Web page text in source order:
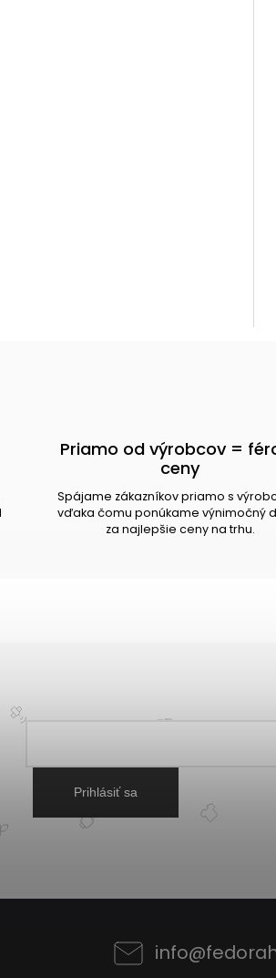
Priamo od výrobcov =
ceny
Spájame zákazníkov priamo s
vďaka čomu ponúkame výnimočný
za najlepšie ceny na trhu.
Prihlásiť sa
info@